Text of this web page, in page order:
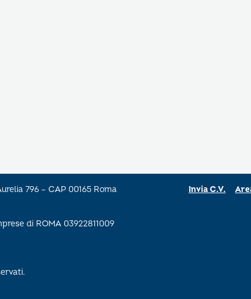
796 – CAP 00165 Roma
di ROMA 03922811009
Invia C.V.